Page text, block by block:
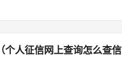
个人征信网上查询怎么查信